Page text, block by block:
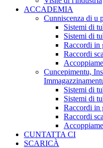
ACCADEMIA
Cunniscenza di u
Sistemi di
Sistemi di
Raccordi in
Raccordi
Cuncepimentu,
Sistemi di
Sistemi di
Raccordi in
Raccordi
CUNTATTA CI
SCARICÀ